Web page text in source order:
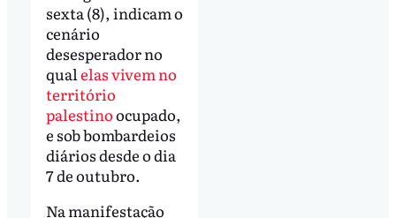
sexta (8), indicam o
cenário
desesperador no
qual elas vivem no
território
palestinoocupado,
e sob bombardeios
diários desde o dia
7 de outubro.
Na manifestação